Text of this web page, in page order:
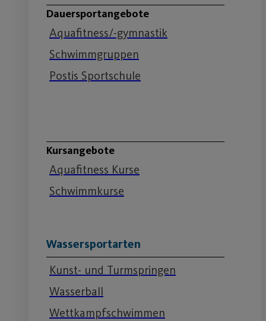
Dauersportangebote
Aquafitness/-gymnastik
Schwimmgruppen
Postis Sportschule
Kursangebote
Aquafitness Kurse
Schwimmkurse
Wassersportarten
Kunst- und Turmspringen
Wasserball
Wettkampfschwimmen